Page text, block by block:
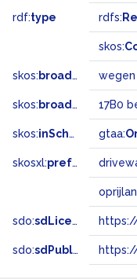
rdf:type rdfs:
skos:
skos: broader wegen
skos: broadMatch 17B0
skos:inScheme gtaa:
skosxl:prefLabel
sdo:sdLicense
sdo:sdPublisher